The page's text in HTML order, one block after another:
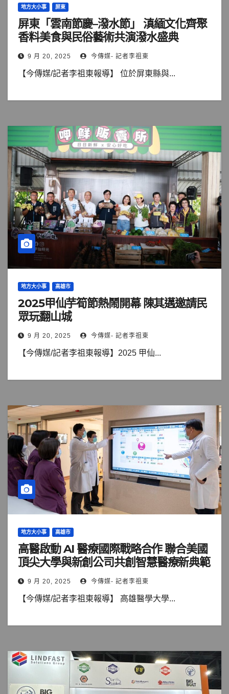
地方大小事 屏東
屏東「雲南節慶–潑水節」 滇緬文化齊聚
香料美食與民俗藝術共演潑水盛典
9 月 20, 2025 今傳媒- 記者李祖東
【今傳媒/記者李祖東報導】 位於屏東縣與...
地方大小事 高雄市
2025甲仙芋筍節熱鬧開幕 陳其邁邀請民
眾玩翻山城
9 月 20, 2025 今傳媒- 記者李祖東
【今傳媒/記者李祖東報導】2025 甲仙...
地方大小事 高雄市
高醫啟動 AI 醫療國際戰略合作 聯合美國
頂尖大學與新創公司共創智慧醫療新典範
9 月 20, 2025 今傳媒- 記者李祖東
【今傳媒/記者李祖東報導】 高雄醫學大學...